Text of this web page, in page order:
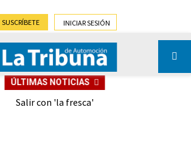
SUSCRÍBETE INICIAR SESIÓN
ÚLTIMAS NOTICIAS
Salir con 'la fresca'